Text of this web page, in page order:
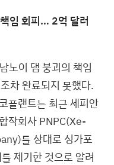
임 회피… 2억 달러
노이 댐 붕괴의 책임
차 완료되지 못했다.
플랜트는 최근 세피안
작회사 PNPC(Xe-
를 상대로 싱가포
제기한 것으로 알려